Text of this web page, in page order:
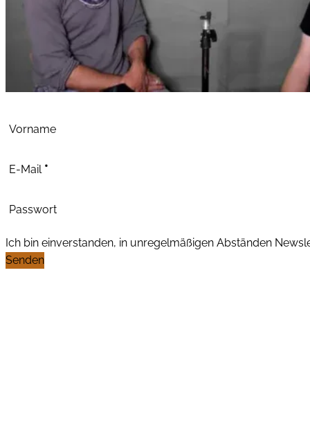
Vorname
E-Mail *
Passwort
Ich bin einverstanden, in unregelmäßigen Abständen
Senden